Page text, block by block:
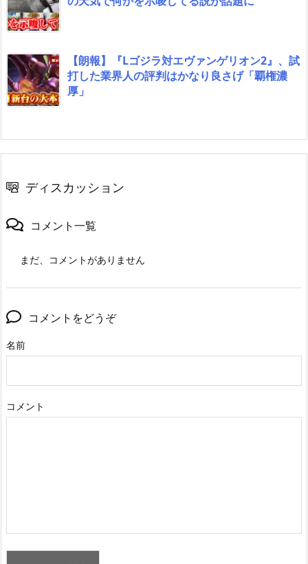
【朗報】『Lゴジラ対エヴァンゲリオン2』、試
打した業界人の評判はかなり良さげ「覇権濃
厚」
ディスカッション
コメント一覧
まだ、コメントがありません
コメントをどうぞ
名前
コメント